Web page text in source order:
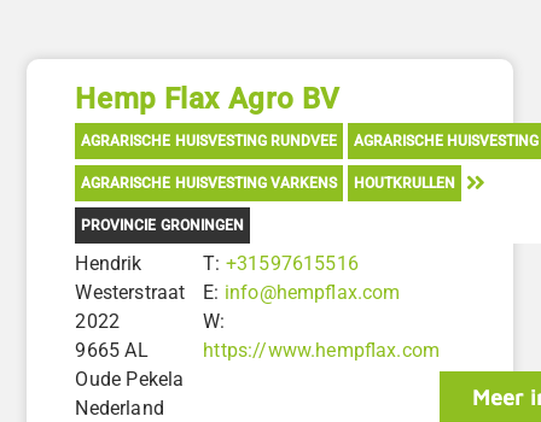
Hemp Flax Agro BV
AGRARISCHE HUISVESTING RUNDVEE AGRARISCHE
AGRARISCHE HUISVESTING VARKENS HOUTKRULLEN
PROVINCIE GRONINGEN
Hendrik
Westerstraat
2022
9665 AL
Oude Pekela
Nederland
T: +31597615516
E: info@hempflax.com
W:
https://www.hempflax.com
Meer